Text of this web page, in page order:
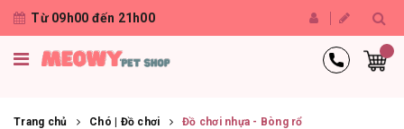
Từ 09h00 đến 21h00
Trang chủ Chó | Đồ chơi Đồ chơi nhựa - Bòng rổ